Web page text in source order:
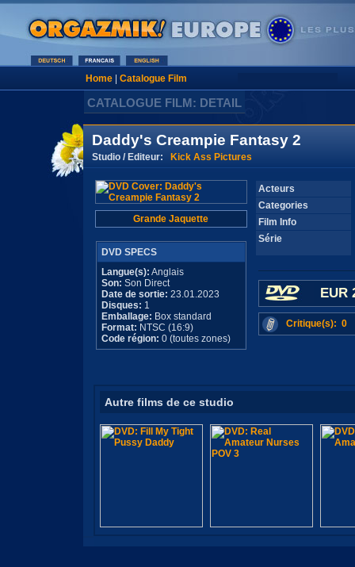
Home| Catalogue Film
CATALOGUE FILM: DETAIL
Daddy's Creampie Fantasy 2
Studio / Editeur: Kick Ass Pictures
Grande Jaquette
DVD SPECS
Langue(s): Anglais
Son: Son Direct
Date de sortie: 23.01.2023
Disques: 1
Emballage: Box standard
Format: NTSC (16:9)
Code région: 0 (toutes zones)
Acteurs
Categories
Film Info
Série
EUR
Critique(s): 0
Autre films de ce studio